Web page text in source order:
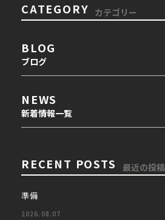
CATEGORY カテゴリー
BLOG
ブログ
NEWS
新着情報一覧
RECENT POSTS 最近の投稿
準備
2026.08.07